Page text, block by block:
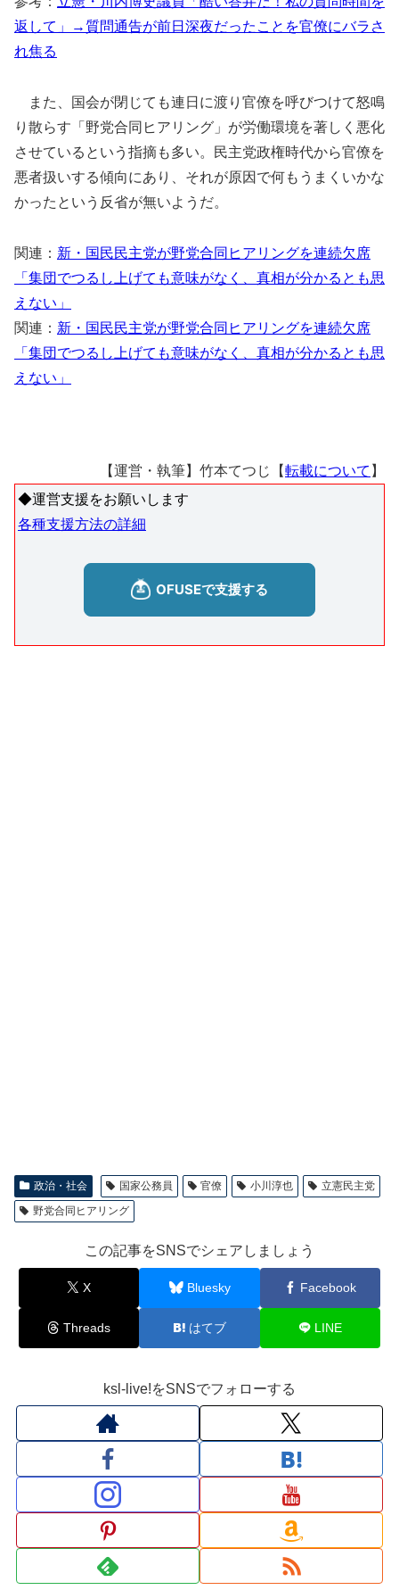
返して」→質問通告が前日深夜だったことを官僚にバラさ
れ焦る
また、国会が閉じても連日に渡り官僚を呼びつけて怒鳴
り散らす「野党合同ヒアリング」が労働環境を著しく悪化
させているという指摘も多い。民主党政権時代から官僚を
悪者扱いする傾向にあり、それが原因で何もうまくいかな
かったという反省が無いようだ。
関連： 新・国民民主党が野党合同ヒアリングを連続欠席
「集団でつるし上げても意味がなく、真相が分かるとも思
えない」
関連： 新・国民民主党が野党合同ヒアリングを連続欠席
「集団でつるし上げても意味がなく、真相が分かるとも思
えない」
【運営・執筆】竹本てつじ【転載について 】
◆運営支援をお願いします
各種支援方法の詳細
政治・社会 国家公務員 官僚 小川淳也
立憲民主党
野党合同ヒアリング
この記事をSNSでシェアしましょう
X Bluesky Facebook
Threads はてブ LINE
ksl-live!をSNSでフォローする